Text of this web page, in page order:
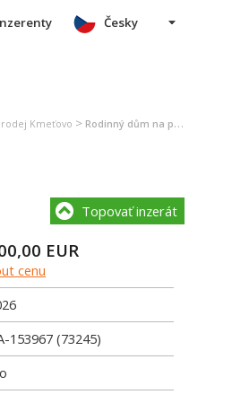
Česky
Kmeťovo > Rodinný dům na prodej Kmeťovo
Topovať inzerát
EUR
cenu
153967 (73245)